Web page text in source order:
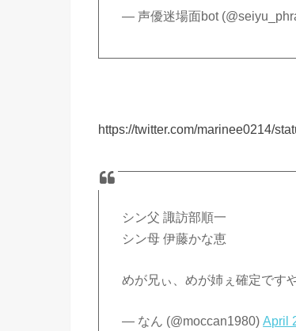
— 声優迷場面bot
https://twitter.com/marinee0214/
シン父 諏訪部順一
シン母 伊藤かな恵
めが兄ぃ、めが姉ぇ確定です
— なん (@moccan1980)April